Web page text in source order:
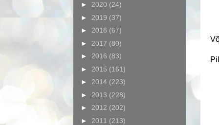
► 2020 (24)
► 2019 (37)
► 2018 (67)
► 2017 (80)
► 2016 (83)
► 2015 (161)
► 2014 (223)
► 2013 (228)
► 2012 (202)
► 2011 (213)